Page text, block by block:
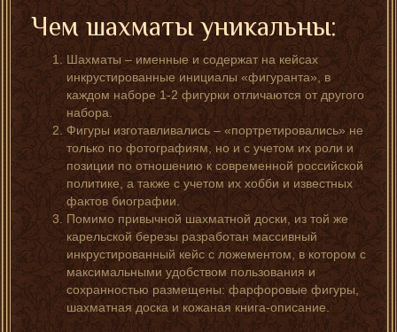
Чем шахматы уникальны:
Шахматы – именные и содержат на кейсах
инкрустированные инициалы «фигуранта», в
каждом наборе 1-2 фигурки отличаются от другого
набора.
Фигуры изготавливались – «портретировались» не
только по фотографиям, но и с учетом их роли и
позиции по отношению к современной российской
политике, а также с учетом их хобби и известных
фактов биографии.
Помимо привычной шахматной доски, из той же
карельской березы разработан массивный
инкрустированный кейс с ложементом, в котором с
максимальными удобством пользования и
сохранностью размещены: фарфоровые фигуры,
шахматная доска и кожаная книга-описание.